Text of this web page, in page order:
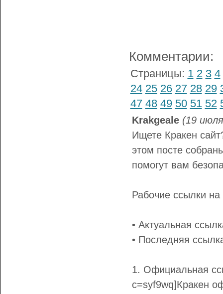
Комментарии:
Страницы: 1 2 3 4
24 25 26 27 28 29
47 48 49 50 51 52
Krakgeale (19
Ищете Кракен
этом посте
помогут вам
Рабочие ссылки
• Актуальная
• Последняя
1. Официальная
c=syf9wq]Кракен